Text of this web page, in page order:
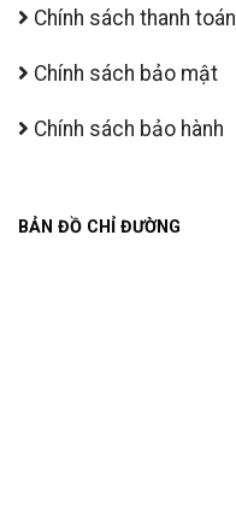
Chính sách thanh toán
Chính sách bảo mật
Chính sách bảo hành
BẢN ĐỒ CHỈ ĐƯỜNG